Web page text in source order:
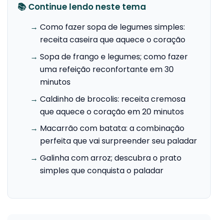
📚 Continue lendo neste tema
→ Como fazer sopa de legumes simples:
receita caseira que aquece o coração
→ Sopa de frango e legumes; como fazer
uma refeição reconfortante em 30
minutos
→ Caldinho de brocolis: receita cremosa
que aquece o coração em 20 minutos
→ Macarrão com batata: a combinação
perfeita que vai surpreender seu paladar
→ Galinha com arroz; descubra o prato
simples que conquista o paladar